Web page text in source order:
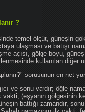
?
temel ölçüt, güneşin
ulaşması ve batışı
açısı, gölge boyu,
kullanılan diğer
sorusunun en net
ve sonu vardır; öğle
(eşyanın gölgesinin
battığı zamandır,